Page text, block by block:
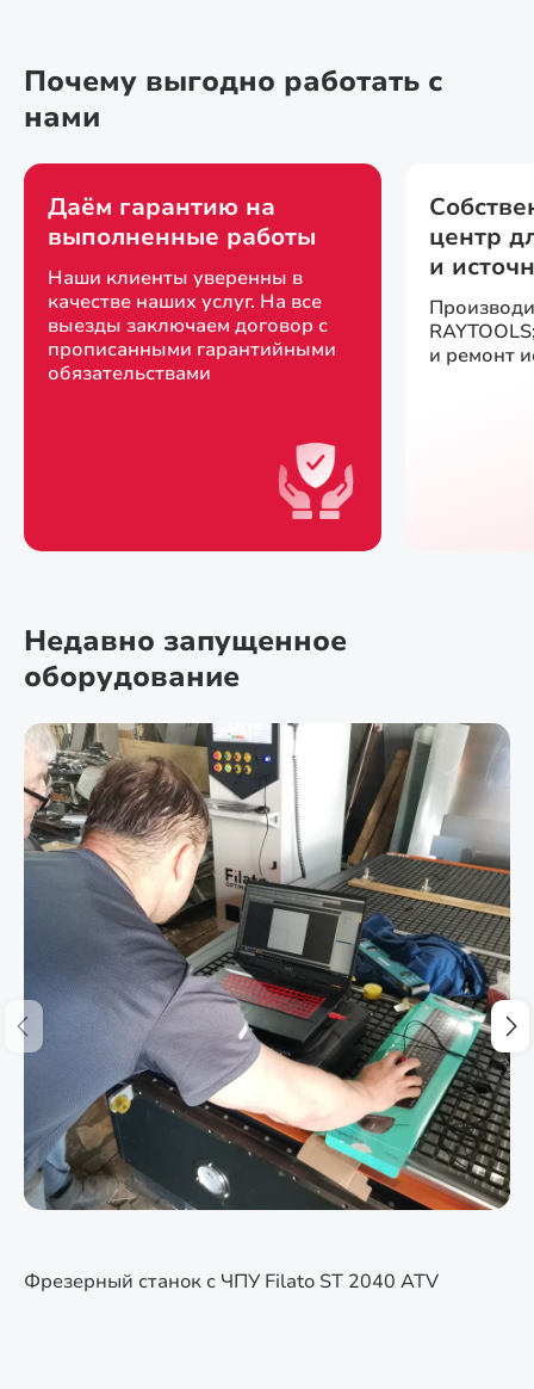
Почему выгодно работать с
нами
Даём гарантию на
выполненные работы
Наши клиенты уверенны в
качестве наших услуг. На все
выезды заключаем договор с
прописанными гарантийными
обязательствами
центр
и
и ремонт
Недавно запущенное
оборудование
Фрезерный станок с ЧПУ Filato ST 2040 ATV